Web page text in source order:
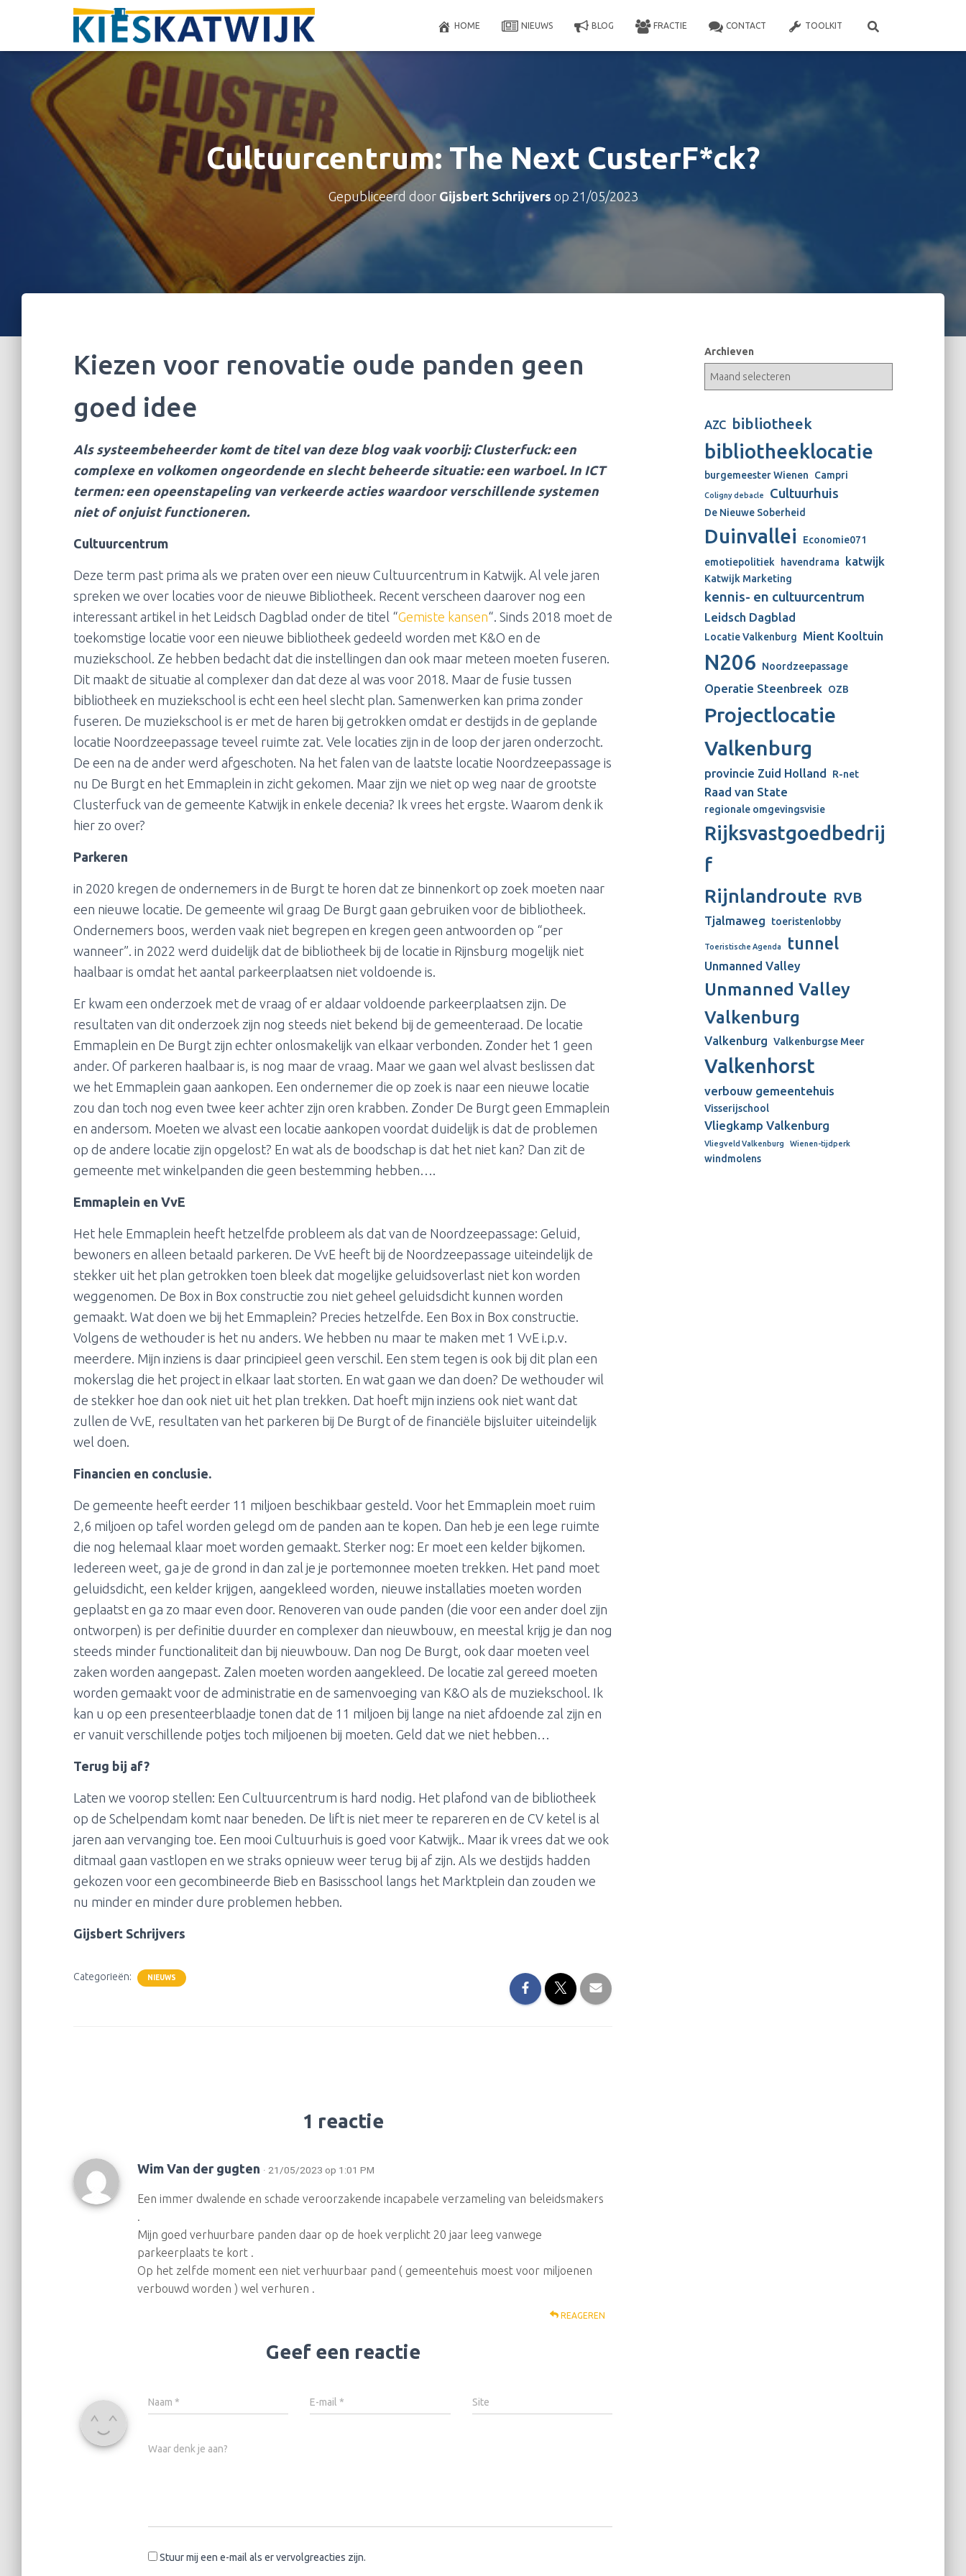
HOME NIEUWS BLOG FRACTIE CONTACT TOOLKIT
Cultuurcentrum: The Next CusterF*ck?
Gepubliceerd door Gijsbert Schrijvers op 21/05/2023
Kiezen voor renovatie oude panden geen
goed idee
Als systeembeheerder komt de titel van deze blog vaak voorbij: Clusterfuck: een
complexe en volkomen ongeordende en slecht beheerde situatie: een warboel. In ICT
termen: een opeenstapeling van verkeerde acties waardoor verschillende systemen
niet of onjuist functioneren.
Cultuurcentrum
Deze term past prima als we praten over een nieuw Cultuurcentrum in Katwijk. Al vele jaren
spreken we over locaties voor de nieuwe Bibliotheek. Recent verscheen daarover nog een
interessant artikel in het Leidsch Dagblad onder de titel “Gemiste kansen“. Sinds 2018 moet de
toekomstige locatie voor een nieuwe bibliotheek gedeeld worden met K&O en de
muziekschool. Ze hebben bedacht dat die instellingen dan ook maar meteen moeten fuseren.
Dit maakt de situatie al complexer dan dat deze al was voor 2018. Maar de fusie tussen
bibliotheek en muziekschool is echt een heel slecht plan. Samenwerken kan prima zonder
fuseren. De muziekschool is er met de haren bij getrokken omdat er destijds in de geplande
locatie Noordzeepassage teveel ruimte zat. Vele locaties zijn in de loop der jaren onderzocht.
De een na de ander werd afgeschoten. Na het falen van de laatste locatie Noordzeepassage is
nu De Burgt en het Emmaplein in zicht gekomen. Maar zijn we niet op weg naar de grootste
Clusterfuck van de gemeente Katwijk in enkele decenia? Ik vrees het ergste. Waarom denk ik
hier zo over?
Parkeren
in 2020 kregen de ondernemers in de Burgt te horen dat ze binnenkort op zoek moeten naar
een nieuwe locatie. De gemeente wil graag De Burgt gaan gebruiken voor de bibliotheek.
Ondernemers boos, werden vaak niet begrepen en kregen geen antwoorden op “per
wanneer”. in 2022 werd duidelijk dat de bibliotheek bij de locatie in Rijnsburg mogelijk niet
haalbaar is omdat het aantal parkeerplaatsen niet voldoende is.
Er kwam een onderzoek met de vraag of er aldaar voldoende parkeerplaatsen zijn. De
resultaten van dit onderzoek zijn nog steeds niet bekend bij de gemeenteraad. De locatie
Emmaplein en De Burgt zijn echter onlosmakelijk van elkaar verbonden. Zonder het 1 geen
ander. Of parkeren haalbaar is, is nog maar de vraag. Maar we gaan wel alvast beslissen dat
we het Emmaplein gaan aankopen. Een ondernemer die op zoek is naar een nieuwe locatie
zou dan toch nog even twee keer achter zijn oren krabben. Zonder De Burgt geen Emmaplein
en andersom. Moeten we alvast een locatie aankopen voordat duidelijk is dat de problemen
op de andere locatie zijn opgelost? En wat als de boodschap is dat het niet kan? Dan zit de
gemeente met winkelpanden die geen bestemming hebben….
Emmaplein en VvE
Het hele Emmaplein heeft hetzelfde probleem als dat van de Noordzeepassage: Geluid,
bewoners en alleen betaald parkeren. De VvE heeft bij de Noordzeepassage uiteindelijk de
stekker uit het plan getrokken toen bleek dat mogelijke geluidsoverlast niet kon worden
weggenomen. De Box in Box constructie zou niet geheel geluidsdicht kunnen worden
gemaakt. Wat doen we bij het Emmaplein? Precies hetzelfde. Een Box in Box constructie.
Volgens de wethouder is het nu anders. We hebben nu maar te maken met 1 VvE i.p.v.
meerdere. Mijn inziens is daar principieel geen verschil. Een stem tegen is ook bij dit plan een
mokerslag die het project in elkaar laat storten. En wat gaan we dan doen? De wethouder wil
de stekker hoe dan ook niet uit het plan trekken. Dat hoeft mijn inziens ook niet want dat
zullen de VvE, resultaten van het parkeren bij De Burgt of de financiële bijsluiter uiteindelijk
wel doen.
Financien en conclusie.
De gemeente heeft eerder 11 miljoen beschikbaar gesteld. Voor het Emmaplein moet ruim
2,6 miljoen op tafel worden gelegd om de panden aan te kopen. Dan heb je een lege ruimte
die nog helemaal klaar moet worden gemaakt. Sterker nog: Er moet een kelder bijkomen.
Iedereen weet, ga je de grond in dan zal je je portemonnee moeten trekken. Het pand moet
geluidsdicht, een kelder krijgen, aangekleed worden, nieuwe installaties moeten worden
geplaatst en ga zo maar even door. Renoveren van oude panden (die voor een ander doel zijn
ontworpen) is per definitie duurder en complexer dan nieuwbouw, en meestal krijg je dan nog
steeds minder functionaliteit dan bij nieuwbouw. Dan nog De Burgt, ook daar moeten veel
zaken worden aangepast. Zalen moeten worden aangekleed. De locatie zal gereed moeten
worden gemaakt voor de administratie en de samenvoeging van K&O als de muziekschool. Ik
kan u op een presenteerblaadje tonen dat de 11 miljoen bij lange na niet afdoende zal zijn en
er vanuit verschillende potjes toch miljoenen bij moeten. Geld dat we niet hebben…
Terug bij af?
Laten we voorop stellen: Een Cultuurcentrum is hard nodig. Het plafond van de bibliotheek
op de Schelpendam komt naar beneden. De lift is niet meer te repareren en de CV ketel is al
jaren aan vervanging toe. Een mooi Cultuurhuis is goed voor Katwijk.. Maar ik vrees dat we ook
ditmaal gaan vastlopen en we straks opnieuw weer terug bij af zijn. Als we destijds hadden
gekozen voor een gecombineerde Bieb en Basisschool langs het Marktplein dan zouden we
nu minder en minder dure problemen hebben.
Gijsbert Schrijvers
Categorieën: NIEUWS
1 reactie
Wim Van der gugten · 21/05/2023 op 1:01 PM
Een immer dwalende en schade veroorzakende incapabele verzameling van beleidsmakers
.
Mijn goed verhuurbare panden daar op de hoek verplicht 20 jaar leeg vanwege
parkeerplaats te kort .
Op het zelfde moment een niet verhuurbaar pand ( gemeentehuis moest voor miljoenen
verbouwd worden ) wel verhuren .
REAGEREN
Geef een reactie
Naam * E-mail * Site
Waar denk je aan?
Stuur mij een e-mail als er vervolgreacties zijn.
Archieven
AZC bibliotheek
bibliotheeklocatie
burgemeester Wienen Campri
Coligny debacle Cultuurhuis
De Nieuwe Soberheid
Duinvallei
Economie071
emotiepolitiek
havendrama katwijk
Katwijk Marketing
kennis- en cultuurcentrum
Leidsch Dagblad
Locatie Valkenburg Mient Kooltuin
N206 Noordzeepassage
Operatie Steenbreek OZB
Projectlocatie
Valkenburg
provincie Zuid Holland R-net
Raad van State
regionale omgevingsvisie
Rijksvastgoedbedrij
f
Rijnlandroute RVB
Tjalmaweg toeristenlobby
Toeristische Agenda tunnel
Unmanned Valley
Unmanned Valley
Valkenburg
Valkenburg Valkenburgse Meer
Valkenhorst
verbouw gemeentehuis
Visserijschool
Vliegkamp Valkenburg
Vliegveld Valkenburg Wienen-tijdperk
windmolens